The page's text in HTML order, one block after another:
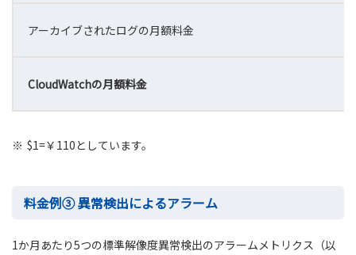
アーカイブされたログの月額料金
CloudWatchの月額料金
※ $1=￥110としています。
料金例③ 異常検出によるアラーム
1か月あたり5つの標準解像度異常検出のアラームメトリクス（以